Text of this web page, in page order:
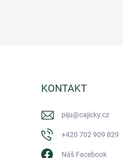
KONTAKT
piju@cajicky.cz
+420 702 909 829
Náš Facebook